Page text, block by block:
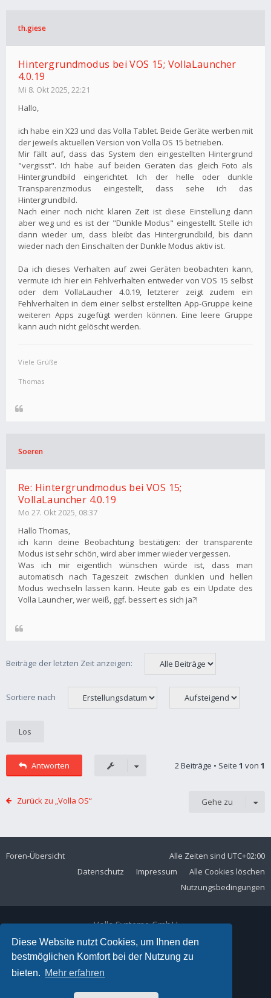
Diese Website nutzt Cookies, um Ihnen den
bestmöglichen Komfort bei der Nutzung zu
bieten. Mehr erfahren
th.giese
Hintergrundmodus bei VOS 15; VollaLauncher
4.0.19
Mi 8. Okt 2025, 22:21
Hallo,
ich habe ein X23 und das Volla Tablet. Beide Geräte werben mit
der jeweils aktuellen Version von Volla OS 15 betrieben.
Mir fällt auf, dass das System den eingestellten Hintergrund
"vergisst". Ich habe auf beiden Geräten das gleich Foto als
Hintergrundbild eingerichtet. Ich der helle oder dunkle
Transparenzmodus eingestellt, dass sehe ich das
Hintergrundbild.
Nach einer noch nicht klaren Zeit ist diese Einstellung dann
aber weg und es ist der "Dunkle Modus" eingestellt. Stelle ich
dann wieder um, dass bleibt das Hintergrundbild, bis dann
wieder nach den Einschalten der Dunkle Modus aktiv ist.
Da ich dieses Verhalten auf zwei Geräten beobachten kann,
vermute ich hier ein Fehlverhalten entweder von VOS 15 selbst
oder dem VollaLaucher 4.0.19, letzterer zeigt zudem ein
Fehlverhalten in dem einer selbst erstellten App-Gruppe keine
weiteren Apps zugefügt werden können. Eine leere Gruppe
kann auch nicht gelöscht werden.
Viele Grüße
Thomas
Soeren
Re: Hintergrundmodus bei VOS 15;
VollaLauncher 4.0.19
Mo 27. Okt 2025, 08:37
Hallo Thomas,
ich kann deine Beobachtung bestätigen: der transparente
Modus ist sehr schön, wird aber immer wieder vergessen.
Was ich mir eigentlich wünschen würde ist, dass man
automatisch nach Tageszeit zwischen dunklen und hellen
Modus wechseln lassen kann. Heute gab es ein Update des
Volla Launcher, wer weiß, ggf. bessert es sich ja?!
Beiträge der letzten Zeit anzeigen:
Sortiere nach
Antworten 2 Beiträge • Seite 1 von 1
Zurück zu „Volla OS“ Gehe zu
Foren-Übersicht Alle Zeiten sind UTC+02:00
Alle Cookies löschen
Impressum
Datenschutz
Nutzungsbedingungen
Volla Systeme GmbH
Kölner Straße 102
42897 Remscheid
Telefon:+49 2191 59897 61
E-Mail: